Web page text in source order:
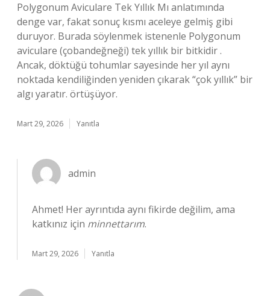
Polygonum Aviculare Tek Yıllık Mı anlatımında
denge var, fakat sonuç kısmı aceleye gelmiş gibi
duruyor. Burada söylenmek istenenle Polygonum
aviculare (çobandeğneği) tek yıllık bir bitkidir .
Ancak, döktüğü tohumlar sayesinde her yıl aynı
noktada kendiliğinden yeniden çıkarak “çok yıllık” bir
algı yaratır. örtüşüyor.
Mart 29, 2026 Yanıtla
admin
Ahmet! Her ayrıntıda aynı fikirde değilim, ama
katkınız için minnettarım.
Mart 29, 2026 Yanıtla